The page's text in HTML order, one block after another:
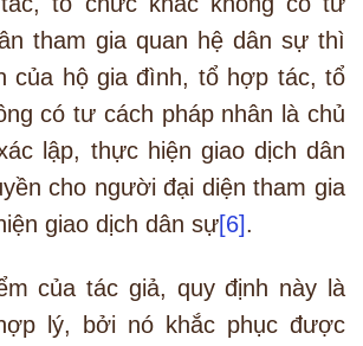
tham gia quan hệ dân sự thì
của hộ gia đình, tổ hợp tác, tổ
có tư cách pháp nhân là chủ
lập, thực hiện giao dịch dân
cho người đại diện tham gia
giao dịch dân sự[6].
của tác giả, quy định này là
lý, bởi nó khắc phục được